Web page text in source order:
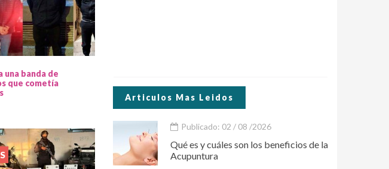
una banda de
que cometía
Articulos Mas Leidos
Publicado: 02 / 08 /2026
Qué es y cuáles son los beneficios de la
Acupuntura